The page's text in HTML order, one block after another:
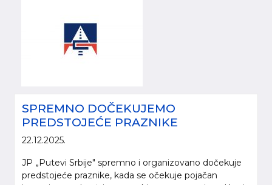
SPREMNO DOČEKUJEMO
PREDSTOJEĆE PRAZNIKE
22.12.2025.
JP „Putevi Srbije" spremno i organizovano dočekuje
predstojeće praznike, kada se očekuje pojačan